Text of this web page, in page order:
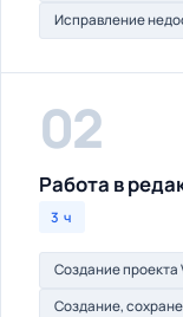
Исправление
02
Работа в
3 ч
Создание проекта
Создание,